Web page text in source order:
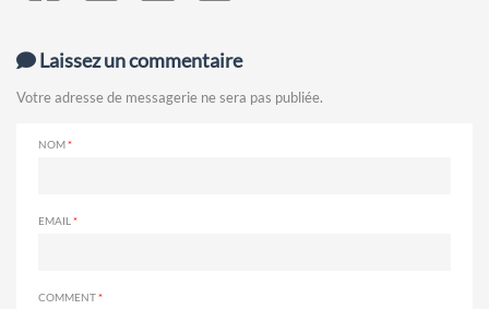
Laissez un commentaire
Votre adresse de messagerie ne sera pas publiée.
NOM
EMAIL
COMMENT